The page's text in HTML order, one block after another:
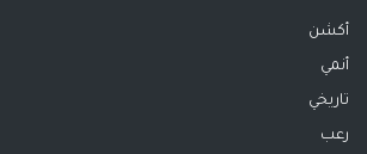
أكشن
أنمي
تاريخي
رعب